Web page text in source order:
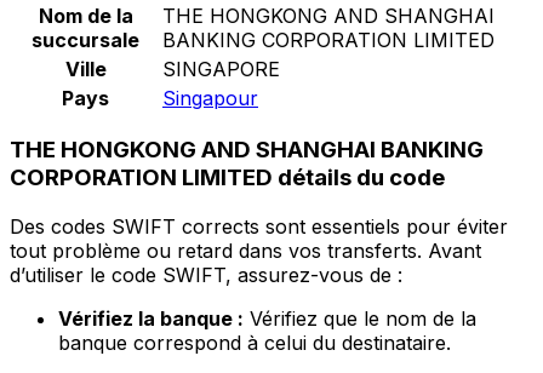
Nom de la
succursale
THE HONGKONG AND SHANGHAI
BANKING CORPORATION LIMITED
Ville
SINGAPORE
Pays
Singapour
THE HONGKONG AND SHANGHAI BANKING
CORPORATION LIMITED détails du code
Des codes SWIFT corrects sont essentiels pour éviter
tout problème ou retard dans vos transferts. Avant
d’utiliser le code SWIFT, assurez-vous de :
Vérifiez la banque : Vérifiez que le nom de la
banque correspond à celui du destinataire.